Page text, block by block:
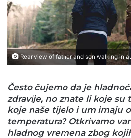
Rear view of father and son walking in
Često čujemo da je
zdravlje, no znate li koje su
koje naše tijelo i um imaju
temperatura? Otkrivamo
hladnog vremena zbog